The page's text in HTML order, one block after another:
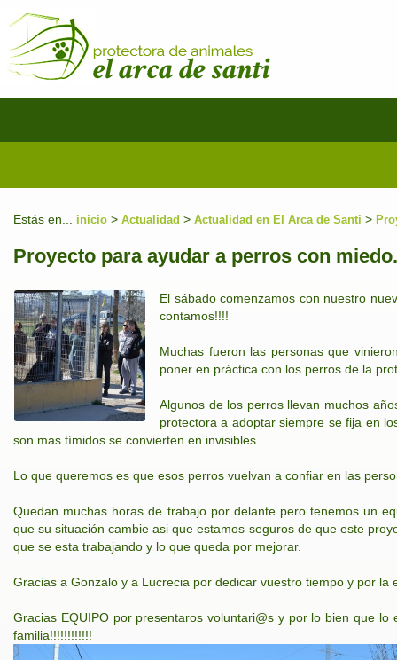
Estás en... inicio > Actualidad > Actualidad en El Arca de Santi >
Proyecto para ayudar a perros con miedo.
El sábado comenzamos con nuestro
contamos!!!!
Muchas fueron las personas que
poner en práctica con los perros de la
Algunos de los perros llevan muchos
protectora a adoptar siempre se fija en
son mas tímidos se convierten en invisibles.
Lo que queremos es que esos perros vuelvan a confiar en las
Quedan muchas horas de trabajo por delante pero tenemos un
que su situación cambie asi que estamos seguros de que este
que se esta trabajando y lo que queda por mejorar.
Gracias a Gonzalo y a Lucrecia por dedicar vuestro tiempo y por
Gracias EQUIPO por presentaros voluntari@s y por lo bien que
familia!!!!!!!!!!!!